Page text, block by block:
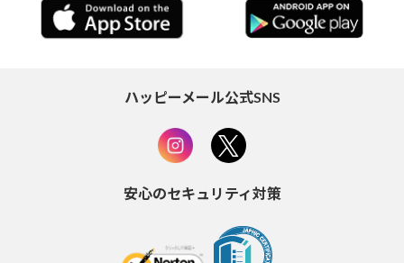
ハッピーメール公式SNS
安心のセキュリティ対策